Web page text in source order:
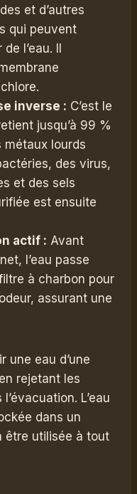
et d’autres
qui peuvent
l’eau. Il
inverse : C’est le
jusqu’à 99 %
métaux lourds
des virus,
et des sels
est ensuite
actif : Avant
l’eau passe
à charbon pour
assurant une
une eau d’une
rejetant les
L’eau
dans un
être utilisée à tout